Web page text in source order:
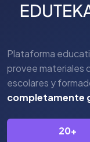
Plataforma
provee materiales
escolares y
completamente
20+